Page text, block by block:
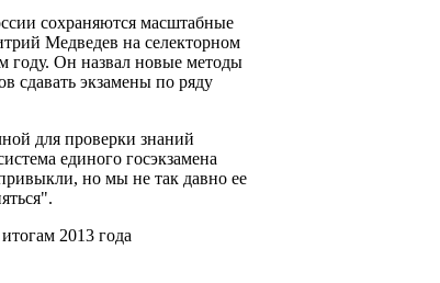
сохраняются масштабные
Медведев на селекторном
году. Он назвал новые методы
сдавать экзамены по ряду
для проверки знаний
единого госэкзамена
но мы не так давно ее
2013 года